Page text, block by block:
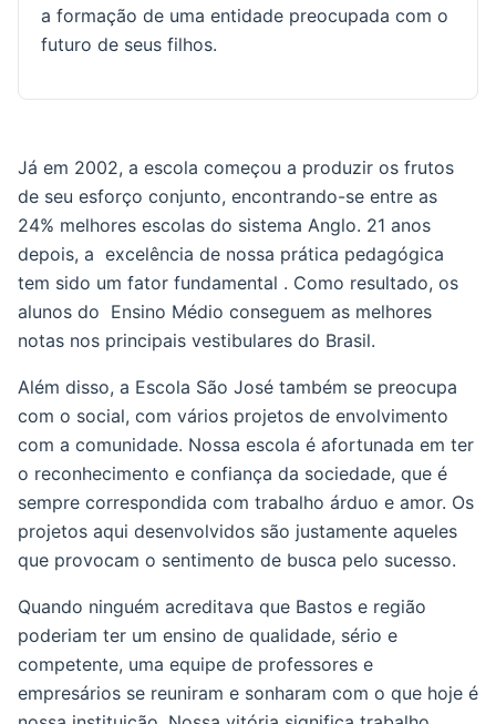
a formação de uma entidade preocupada com o
futuro de seus filhos.
Já em 2002, a escola começou a produzir os frutos
de seu esforço conjunto, encontrando-se entre as
24% melhores escolas do sistema Anglo. 21 anos
depois, a excelência de nossa prática pedagógica
tem sido um fator fundamental . Como resultado, os
alunos do Ensino Médio conseguem as melhores
notas nos principais vestibulares do Brasil.
Além disso, a Escola São José também se preocupa
com o social, com vários projetos de envolvimento
com a comunidade. Nossa escola é afortunada em ter
o reconhecimento e confiança da sociedade, que é
sempre correspondida com trabalho árduo e amor. Os
projetos aqui desenvolvidos são justamente aqueles
que provocam o sentimento de busca pelo sucesso.
Quando ninguém acreditava que Bastos e região
poderiam ter um ensino de qualidade, sério e
competente, uma equipe de professores e
empresários se reuniram e sonharam com o que hoje é